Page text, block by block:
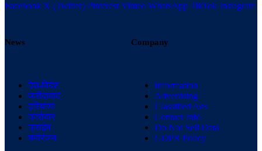
Facebook X (Twitter) Pinterest Vimeo WhatsApp TikTok Instagram
News
देश-विदेश
फरीदाबाद
हरियाणा
कारोबार
क्राईम
मनोरंजन
Company
Information
Advertising
Classified Ads
Contact Info
Do Not Sell Data
GDPR Policy